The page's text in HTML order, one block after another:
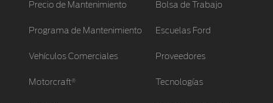
Precio de Mantenimiento
Programa de Mantenimiento
Vehículos Comerciales
Motorcraft®
Bolsa de Trabajo
Escuelas Ford
Proveedores
Tecnologías